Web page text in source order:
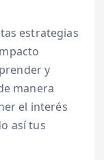
estrategias
y
manera
el interés
así tus